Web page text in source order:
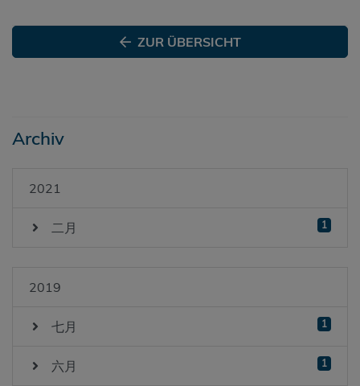
ZUR ÜBERSICHT
Archiv
2021
二月 1
2019
七月 1
六月 1